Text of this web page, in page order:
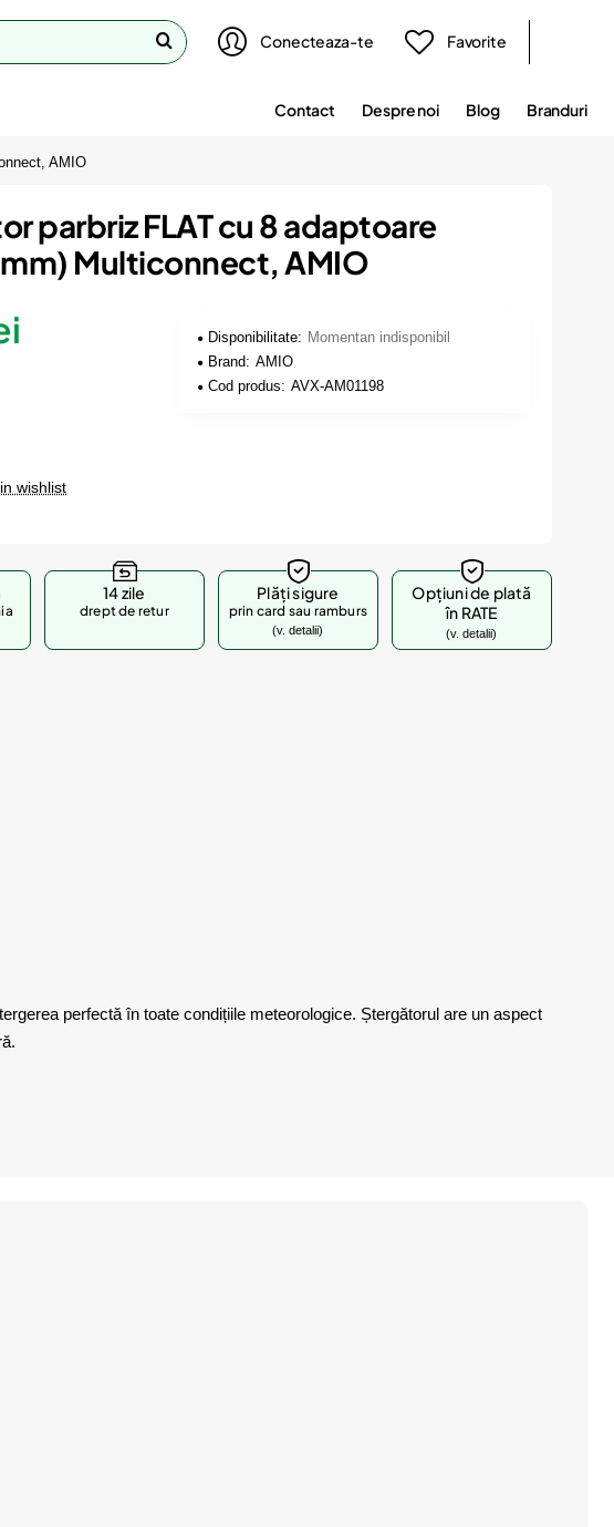
Conecteaza-te Favorite
Contact Despre noi Blog Branduri
AMIO
parbriz FLAT cu 8 adaptoare
Multiconnect, AMIO
Disponibilitate: Momentan indisponibil
Brand: AMIO
Cod produs: AVX-AM01198
wishlist
14 zile
drept de retur
Plăți sigure
prin card sau ramburs
(v. detalii)
Opțiuni de plată
în RATE
(v. detalii)
perfectă în toate condițiile meteorologice. Ștergătorul are un aspect